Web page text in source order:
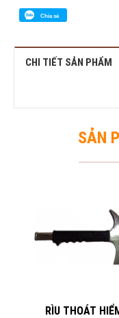
Chia sẻ
CHI TIẾT SẢN PHẨM
SẢN
RÌU THOÁT